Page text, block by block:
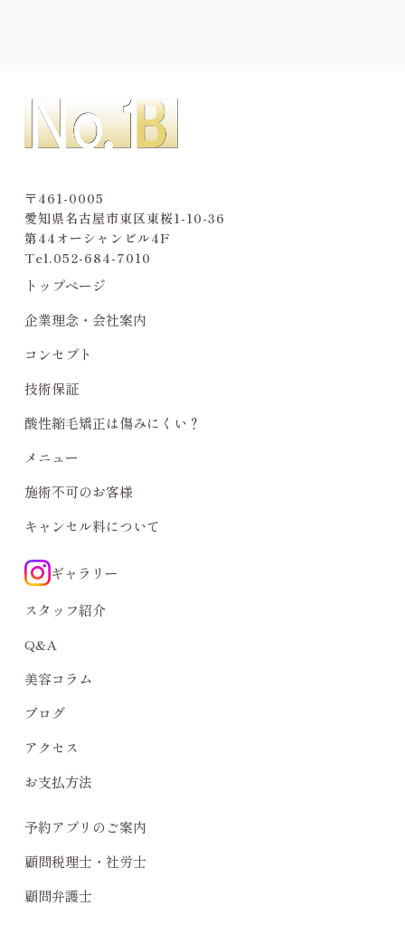
〒461-0005
愛知県名古屋市東区東桜1-10-36
第44オーシャンビル4F
Tel.052-684-7010
トップページ
企業理念・会社案内
コンセプト
技術保証
酸性縮毛矯正は傷みにくい？
メニュー
施術不可のお客様
キャンセル料について
ギャラリー
スタッフ紹介
Q&A
美容コラム
ブログ
アクセス
お支払方法
予約アプリのご案内
顧問税理士・社労士
顧問弁護士